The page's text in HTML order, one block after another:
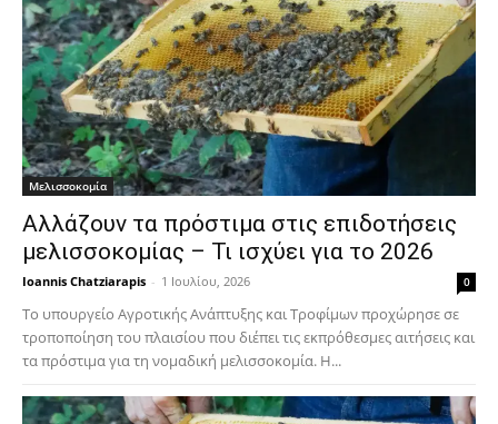
Μελισσοκομία
Αλλάζουν τα πρόστιμα στις επιδοτήσεις
μελισσοκομίας – Τι ισχύει για το 2026
Ioannis Chatziarapis - 1 Ιουλίου, 2026 0
Το υπουργείο Αγροτικής Ανάπτυξης και Τροφίμων προχώρησε σε
τροποποίηση του πλαισίου που διέπει τις εκπρόθεσμες αιτήσεις και
τα πρόστιμα για τη νομαδική μελισσοκομία. Η...